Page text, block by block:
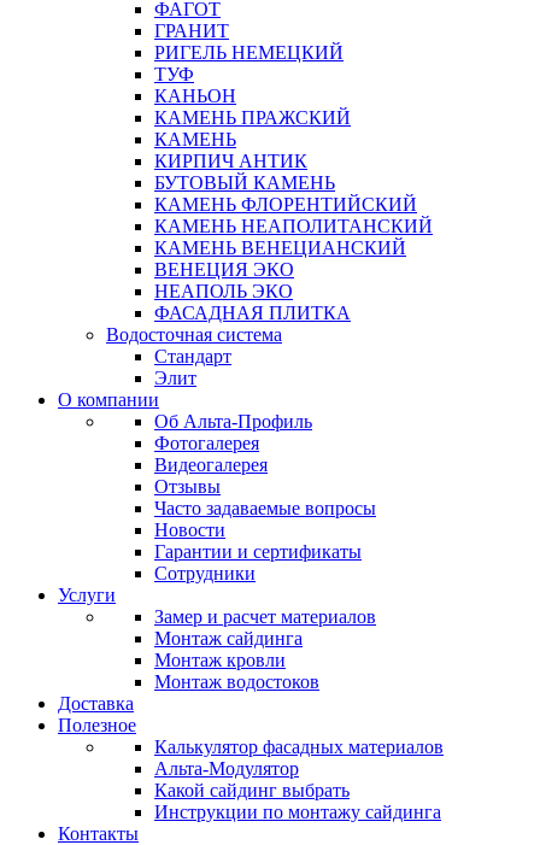
ФАГОТ
ГРАНИТ
РИГЕЛЬ НЕМЕЦКИЙ
ТУФ
КАНЬОН
КАМЕНЬ ПРАЖСКИЙ
КАМЕНЬ
КИРПИЧ АНТИК
БУТОВЫЙ КАМЕНЬ
КАМЕНЬ ФЛОРЕНТИЙСКИЙ
КАМЕНЬ НЕАПОЛИТАНСКИЙ
КАМЕНЬ ВЕНЕЦИАНСКИЙ
ВЕНЕЦИЯ ЭКО
НЕАПОЛЬ ЭКО
ФАСАДНАЯ ПЛИТКА
Водосточная система
Стандарт
Элит
О компании
Об Альта-Профиль
Фотогалерея
Видеогалерея
Отзывы
Часто задаваемые вопросы
Новости
Гарантии и сертификаты
Сотрудники
Услуги
Замер и расчет материалов
Монтаж сайдинга
Монтаж кровли
Монтаж водостоков
Доставка
Полезное
Калькулятор фасадных материалов
Альта-Модулятор
Какой сайдинг выбрать
Инструкции по монтажу сайдинга
Контакты